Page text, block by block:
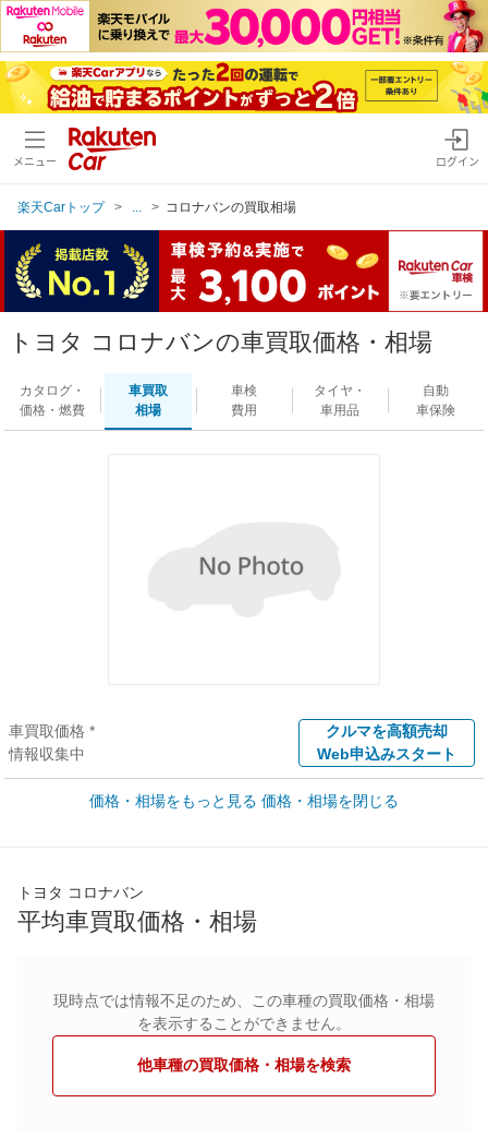
メニュー ログイン
楽天Carトップ コロナバンの買取相場
トヨタ コロナバンの車買取価格・相場
カタログ・
価格・燃費
車買取
相場
車検
費用
タイヤ・
車用品
自動
車保険
車買取価格 *
情報収集中
クルマを高額売却
Web申込みスタート
新車カタログ価格
他車種を
- 円
価格・相場をもっと見る 価格・相場を閉じる
トヨタ コロナバン
平均車買取価格・相場
現時点では情報不足のため、この車種の買取価格・相場
を表示することができません。
他車種の買取価格・相場を検索